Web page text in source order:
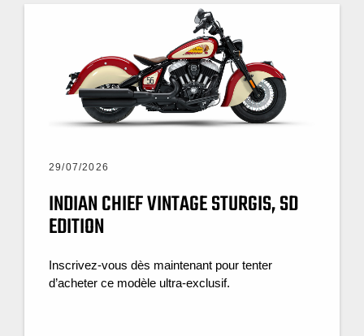
29/07/2026
INDIAN CHIEF VINTAGE STURGIS, SD
EDITION
Inscrivez-vous dès maintenant pour tenter
d’acheter ce modèle ultra-exclusif.